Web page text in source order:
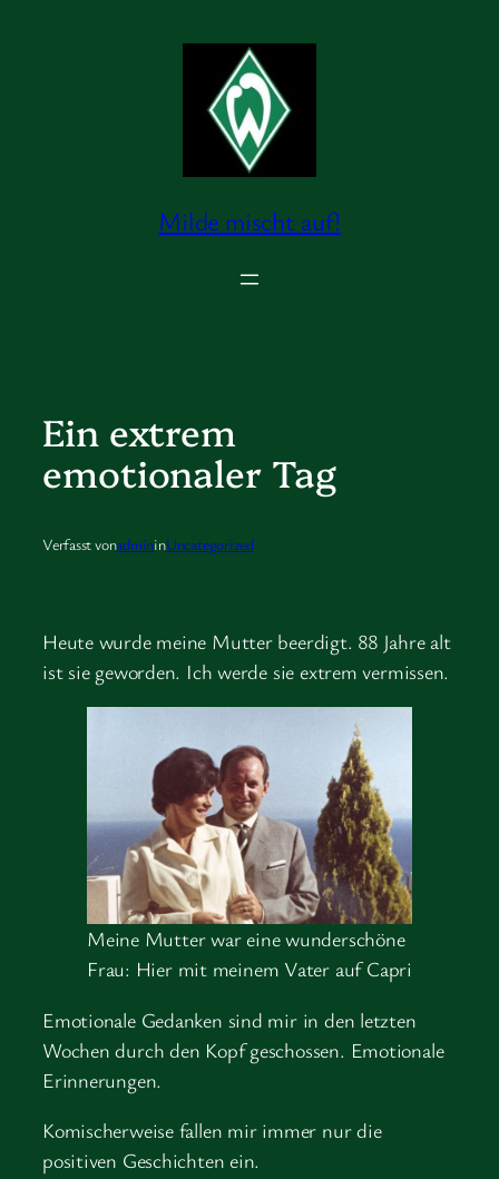
Milde mischt auf!
Ein extrem
emotionaler Tag
Verfasst vonadmininUncategorized
Heute wurde meine Mutter beerdigt. 88 Jahre alt
ist sie geworden. Ich werde sie extrem vermissen.
Meine Mutter war eine wunderschöne
Frau: Hier mit meinem Vater auf Capri
Emotionale Gedanken sind mir in den letzten
Wochen durch den Kopf geschossen. Emotionale
Erinnerungen.
Komischerweise fallen mir immer nur die
positiven Geschichten ein.